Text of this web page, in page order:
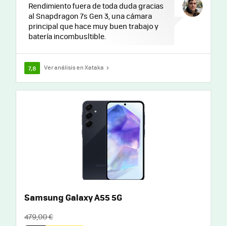
Rendimiento fuera de toda duda gracias
al Snapdragon 7s Gen 3, una cámara
principal que hace muy buen trabajo y
batería incombusltible.
7,8 Ver análisis en Xataka
Samsung Galaxy A55 5G
479,00 €